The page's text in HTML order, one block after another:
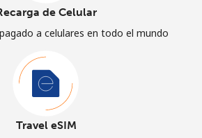
de Celular
a celulares en todo el mundo
Travel eSIM